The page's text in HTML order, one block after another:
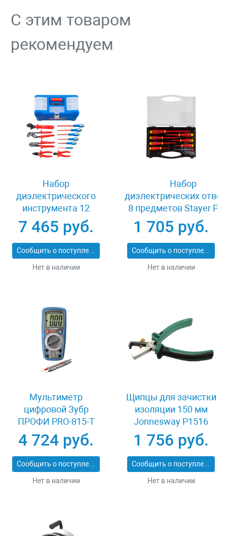
С этим товаром
рекомендуем
Набор
диэлектрического
инструмента 12
предметов Зубр
ПРОФИ ЭЛЕКТРИК
2214-H12_z01
7 465 руб.
Сообщить о поступлении
Нет в наличии
Набор
диэлектрических
8 предметов Stayer
ELECTRO 25145-
1 705 руб.
Сообщить о поступлении
Нет в наличии
Мультиметр
цифровой Зубр
ПРОФИ PRO-815-Т
59815-T
4 724 руб.
Сообщить о поступлении
Нет в наличии
Щипцы для зачистки
изоляции 150 мм
Jonnesway P1516
1 756 руб.
Сообщить о поступлении
Нет в наличии